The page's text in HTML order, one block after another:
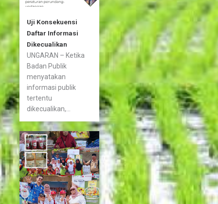
Uji Konsekuensi
Daftar Informasi
Dikecualikan
UNGARAN – Ketika
Badan Publik
menyatakan
informasi publik
tertentu
dikecualikan,...